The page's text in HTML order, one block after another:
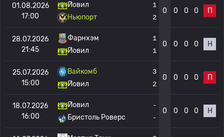
01.08.2026
17:00
Йовил
Ньюпорт
1
2
0 0 0 0 П
28.07.2026
21:45
Фарнхэм
Йовил
1
1
0 0 0 0 Н
25.07.2026
15:00
Вайкомб
Йовил
3
2
0 0 0 0 П
18.07.2026
16:00
Йовил
Бристоль Роверс
-
-
0 0 0 0 Н